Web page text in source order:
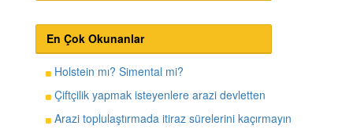
En Çok Okunanlar
Holstein mı? Simental mi?
Çiftçilik yapmak isteyenlere arazi devletten
Arazi toplulaştırmada itiraz sürelerini kaçırmayın